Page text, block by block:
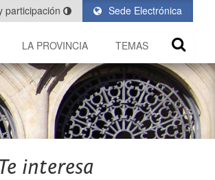
Sede Electrónica
participación
LA PROVINCIA TEMAS
interesa